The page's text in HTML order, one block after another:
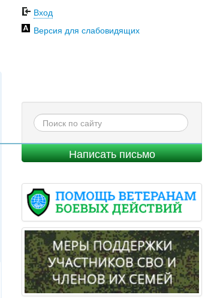
Вход
Версия для слабовидящих
Написать письмо